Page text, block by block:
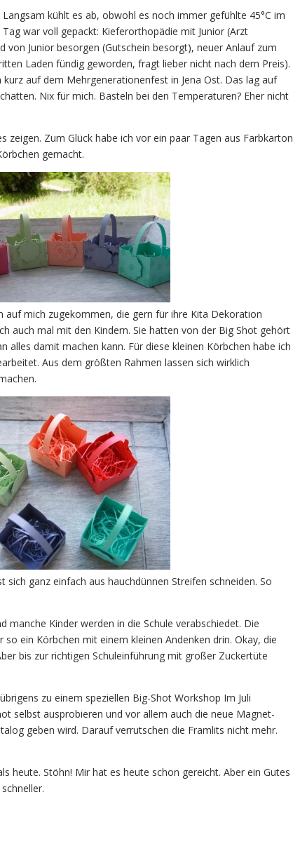
kühlt es ab, obwohl es noch immer gefühlte 45°C im
war voll gepackt: Kieferorthopädie mit Junior (Arzt
von Junior besorgen (Gutschein besorgt), neuer Anlauf zum
Laden fündig geworden, fragt lieber nicht nach dem Preis).
auf dem Mehrgenerationenfest in Jena Ost. Das lag auf
Nix für mich. Basteln bei den Temperaturen? Eher nicht
zeigen. Zum Glück habe ich vor ein paar Tagen aus Farbkarton
gemacht.
auf mich zugekommen, die gern für ihre Kita Dekoration
auch mal mit den Kindern. Sie hatten von der Big Shot gehört
alles damit machen kann. Für diese kleinen Körbchen habe ich
Aus dem größten Rahmen lassen sich wirklich
sich ganz einfach aus hauchdünnen Streifen schneiden. So
manche Kinder werden in die Schule verabschiedet. Die
so ein Körbchen mit einem kleinen Andenken drin. Okay, die
bis zur richtigen Schuleinführung mit großer Zuckertüte
zu einem speziellen Big-Shot Workshop Im Juli
selbst ausprobieren und vor allem auch die neue Magnet-
geben wird. Darauf verrutschen die Framlits nicht mehr.
heute. Stöhn! Mir hat es heute schon gereicht. Aber ein Gutes